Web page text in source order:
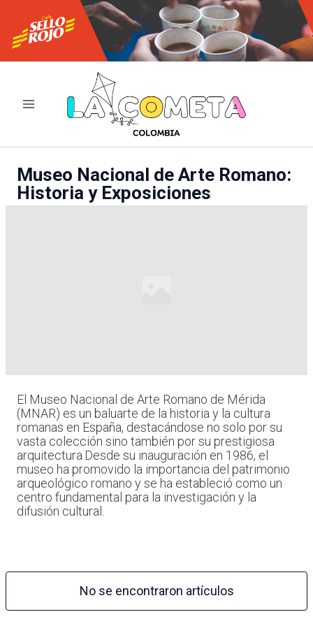
contenido
Museo Nacional de Arte Romano:
Historia y Exposiciones
El Museo Nacional de Arte Romano de Mérida
(MNAR) es un baluarte de la historia y la cultura
romanas en España, destacándose no solo por su
vasta colección sino también por su prestigiosa
arquitectura.Desde su inauguración en 1986, el
museo ha promovido la importancia del patrimonio
arqueológico romano y se ha estableció como un
centro fundamental para la investigación y la
difusión cultural.
No se encontraron artículos